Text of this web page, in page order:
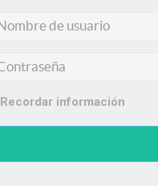
Recordar información